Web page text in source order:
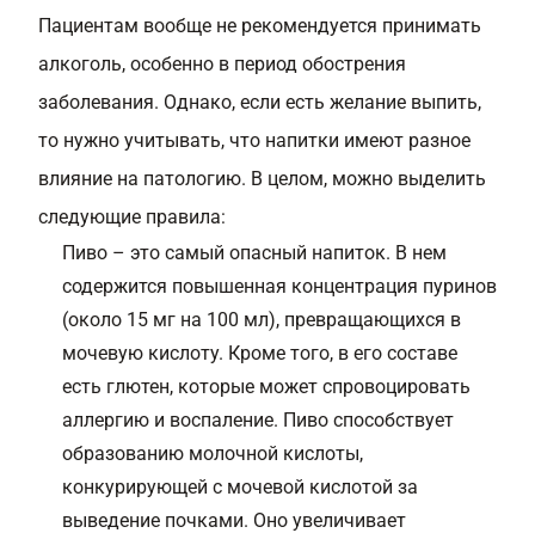
Пациентам вообще не рекомендуется принимать
алкоголь, особенно в период обострения
заболевания. Однако, если есть желание выпить,
то нужно учитывать, что напитки имеют разное
влияние на патологию. В целом, можно выделить
следующие правила:
Пиво – это самый опасный напиток. В нем
содержится повышенная концентрация пуринов
(около 15 мг на 100 мл), превращающихся в
мочевую кислоту. Кроме того, в его составе
есть глютен, которые может спровоцировать
аллергию и воспаление. Пиво способствует
образованию молочной кислоты,
конкурирующей с мочевой кислотой за
выведение почками. Оно увеличивает